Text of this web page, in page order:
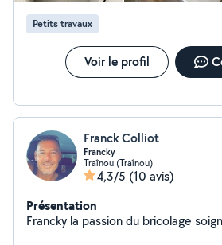
Petits travaux
Voir le profil
Franck Colliot
Francky
Traînou (Traînou)
4,3/5 (10 avis)
Présentation
Francky la passion du bricolage